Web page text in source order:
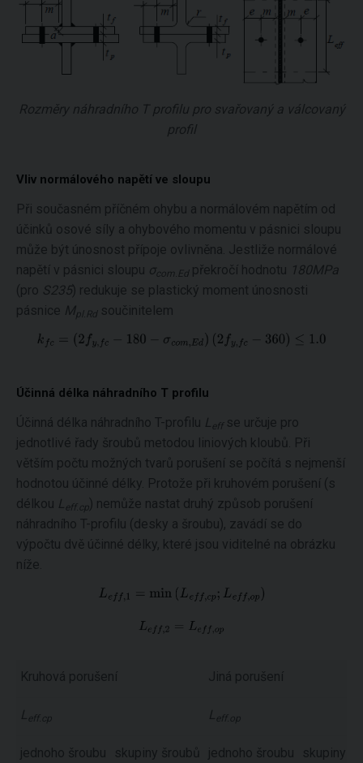
Rozměry náhradního T profilu pro svařovaný a válcovaný
profil
Vliv normálového napětí ve sloupu
Při současném příčném ohybu a normálovém napětím od
účinků osové síly a ohybového momentu v pásnici sloupu
může být únosnost přípoje ovlivněna. Jestliže normálové
napětí v pásnici sloupu σ com.Edpřekročí hodnotu 180MPa
(pro S235) redukuje se plastický moment únosnosti
pásnice Mpl.Rdsoučinitelem
Účinná délka náhradního T profilu
Účinná délka náhradního T-profilu L eff se určuje pro
jednotlivé řady šroubů metodou liniových kloubů. Při
větším počtu možných tvarů porušení se počítá s nejmenší
hodnotou účinné délky. Protože při kruhovém porušení (s
délkou L eff.cp) nemůže nastat druhý způsob porušení
náhradního T-profilu (desky a šroubu), zavádí se do
výpočtu dvě účinné délky, které jsou viditelné na obrázku
níže.
Kruhová porušení Jiná porušení
L eff.cp L eff.op
jednoho šroubu skupiny šroubů jednoho šroubu skupiny